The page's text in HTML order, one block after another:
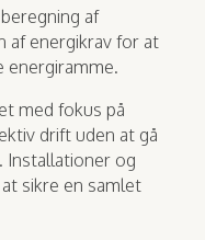
af
af energikrav for at
energiramme.
med fokus på
drift uden at gå
Installationer og
sikre en samlet